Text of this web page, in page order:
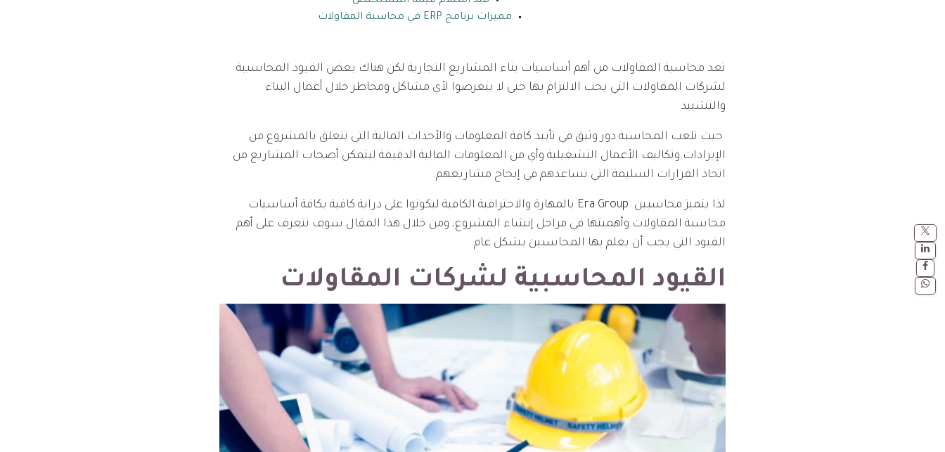
مميزات برنامج ERP في محاسبة المقاولات
تعد محاسبة المقاولات من أهم أساسيات بناء المشاريع التجارية لكن هناك بعض القيود المحاسبية
لشركات المقاولات التي يجب الالتزام بها حتى لا يتعرضوا لأي مشاكل ومخاطر خلال أعمال البناء
والتشييد
حيث تلعب المحاسبة دور وثيق في تأييد كافة المعلومات والأحداث المالية التي تتعلق بالمشروع من
الإيرادات وتكاليف الأعمال التشغيلية وأي من المعلومات المالية الدقيقة ليتمكن أصحاب المشاريع من
اتخاذ القرارات السليمة التي تساعدهم في إنجاح مشاريعهم.
لذا يتميز محاسبين Era Group بالمهارة والاحترافية الكافية ليكونوا على دراية كافية بكافة أساسيات
محاسبة المقاولات وأهميتها في مراحل إنشاء المشروع، ومن خلال هذا المقال سوف نتعرف على أهم
القيود التي يجب أن يعلم بها المحاسبين بشكل عام.
القيود المحاسبية لشركات المقاولات